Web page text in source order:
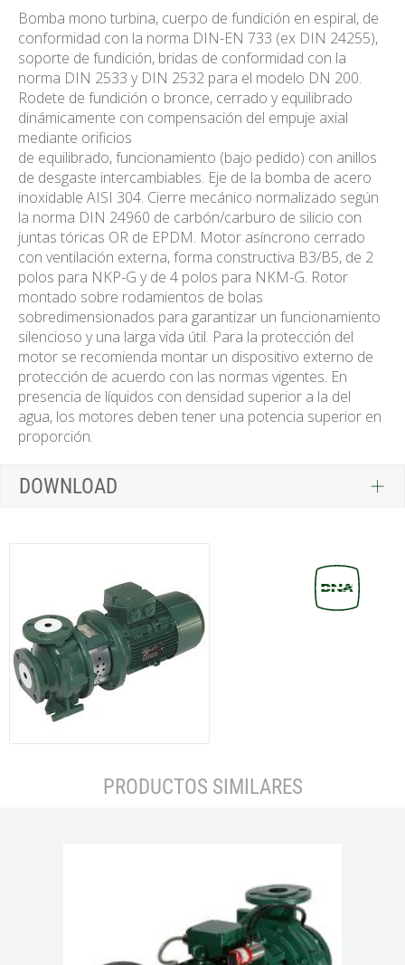
Bomba mono turbina, cuerpo de fundición en espiral, de
conformidad con la norma DIN-EN 733 (ex DIN 24255),
soporte de fundición, bridas de conformidad con la
norma DIN 2533 y DIN 2532 para el modelo DN 200.
Rodete de fundición o bronce, cerrado y equilibrado
dinámicamente con compensación del empuje axial
mediante orificios
de equilibrado, funcionamiento (bajo pedido) con anillos
de desgaste intercambiables. Eje de la bomba de acero
inoxidable AISI 304. Cierre mecánico normalizado según
la norma DIN 24960 de carbón/carburo de silicio con
juntas tóricas OR de EPDM. Motor asíncrono cerrado
con ventilación externa, forma constructiva B3/B5, de 2
polos para NKP-G y de 4 polos para NKM-G. Rotor
montado sobre rodamientos de bolas
sobredimensionados para garantizar un funcionamiento
silencioso y una larga vida útil. Para la protección del
motor se recomienda montar un dispositivo externo de
protección de acuerdo con las normas vigentes. En
presencia de líquidos con densidad superior a la del
agua, los motores deben tener una potencia superior en
proporción.
DOWNLOAD
PRODUCTOS SIMILARES